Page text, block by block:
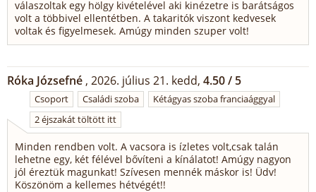
válaszoltak egy hölgy kivételével aki kinézetre is barátságos
volt a többivel ellentétben. A takaritók viszont kedvesek
voltak és figyelmesek. Amúgy minden szuper volt!
Róka Józsefné , 2026. július 21. kedd, 4.50 / 5
Csoport Családi szoba
Kétágyas szoba franciaággyal
2 éjszakát töltött itt
Minden rendben volt. A vacsora is ízletes volt,csak talán
lehetne egy, két félével bővíteni a kínálatot! Amúgy nagyon
jól éreztük magunkat! Szívesen mennék máskor is! Üdv!
Köszönöm a kellemes hétvégét!!